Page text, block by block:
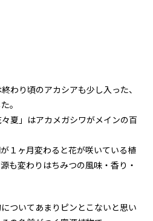
わり頃のアカシアも少し入った、
。
夏」はアカメガシワがメインの百
１ヶ月変わると花が咲いている植
も変わりはちみつの風味・香り・
ついてあまりピンとこないと思い